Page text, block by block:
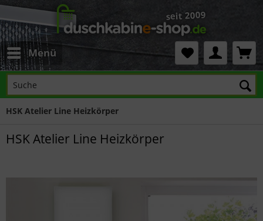
Menü
HSK Atelier Line Heizkörper
HSK Atelier Line Heizkörper